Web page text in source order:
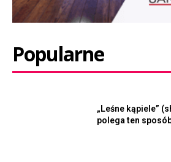
Popularne
„Leśne kąpiele”
polega ten